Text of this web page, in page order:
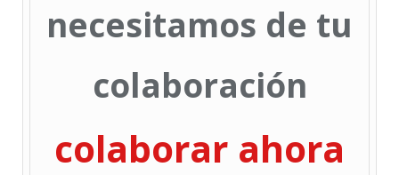
necesitamos de tu
colaboración
colaborar ahora